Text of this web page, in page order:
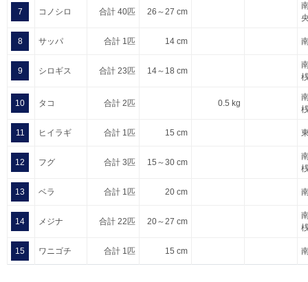
7 コノシロ 合計 40匹 26～27 cm
8 サッパ 合計 1匹 14 cm
9 シロギス 合計 23匹 14～18 cm
10 タコ 合計 2匹 0.5 kg
11 ヒイラギ 合計 1匹 15 cm
12 フグ 合計 3匹 15～30 cm
13 ベラ 合計 1匹 20 cm
14 メジナ 合計 22匹 20～27 cm
15 ワニゴチ 合計 1匹 15 cm